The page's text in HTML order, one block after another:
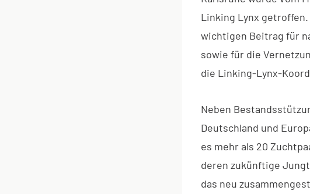
Linking Lynx
wichtigen Beitrag für
sowie für die
die Linking-Lynx-
Neben
Deutschland und
es mehr als 20
deren zukünftige
das neu